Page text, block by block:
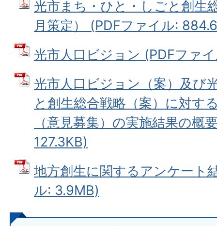
光市まち・ひと・しごと創生
月策定） (PDFファイル:
光市人口ビジョン (PDFファ
光市人口ビジョン（案）及び
と創生総合戦略（案）に対す
（意見募集）の実施結果の概
127.3KB)
地方創生に関するアンケート
ル: 3.9MB)